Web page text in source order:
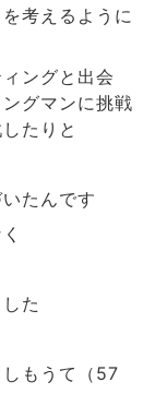
考えるように
ングと出会
グマンに挑戦
たりと
たんです
た
もうて（ 57